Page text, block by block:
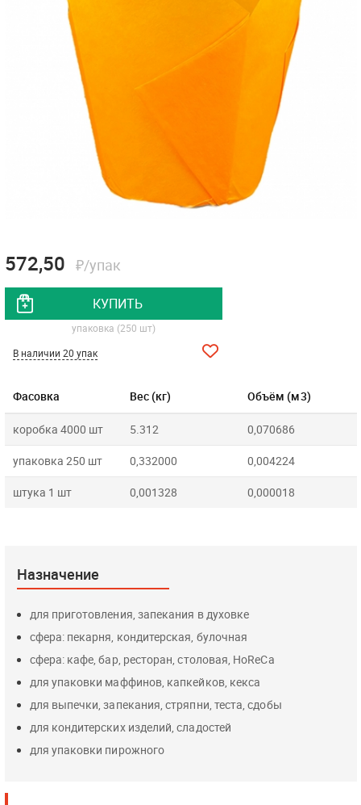
Фасовка Вес (кг) Объём (м3)
коробка 4000 шт 5.312 0,070686
упаковка 250 шт 0,332000 0,004224
штука 1 шт 0,001328 0,000018
572,50 ₽/упак
КУПИТЬ
упаковка (250 шт)
В наличии 20 упак
Назначение
для приготовления, запекания в духовке
сфера: пекарня, кондитерская, булочная
сфера: кафе, бар, ресторан, столовая, HoReCa
для упаковки маффинов, капкейков, кекса
для выпечки, запекания, стряпни, теста, сдобы
для кондитерских изделий, сладостей
для упаковки пирожного